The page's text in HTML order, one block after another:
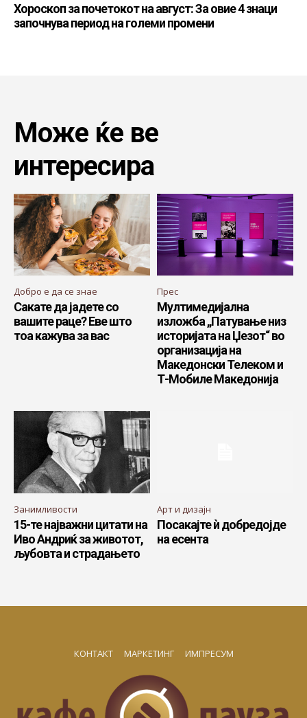
Хороскоп за почетокот на август: За овие 4 знаци
започнува период на големи промени
Може ќе ве
интересира
Добро е да се знае
Сакате да јадете со
вашите раце? Еве што
тоа кажува за вас
Прес
Мултимедијалнa
изложба „Патување низ
историјата на Џезот“ во
организација на
Македонски Телеком и
Т-Мобиле Македонија
Занимливости
15-те најважни цитати на
Иво Андриќ за животот,
љубовта и страдањето
Арт и дизајн
Посакајте ѝ добредојде
на есента
КОНТАКТ МАРКЕТИНГ ИМПРЕСУМ